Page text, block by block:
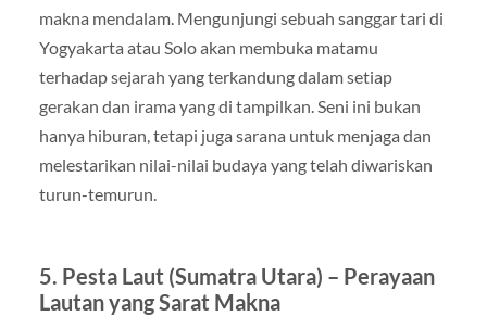
makna mendalam. Mengunjungi sebuah sanggar tari di
Yogyakarta atau Solo akan membuka matamu
terhadap sejarah yang terkandung dalam setiap
gerakan dan irama yang di tampilkan. Seni ini bukan
hanya hiburan, tetapi juga sarana untuk menjaga dan
melestarikan nilai-nilai budaya yang telah diwariskan
turun-temurun.
5. Pesta Laut (Sumatra Utara) – Perayaan
Lautan yang Sarat Makna